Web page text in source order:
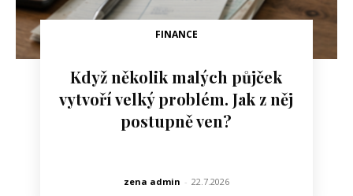
FINANCE
Když několik malých půjček
vytvoří velký problém. Jak z něj
postupně ven?
zena admin - 22.7.2026